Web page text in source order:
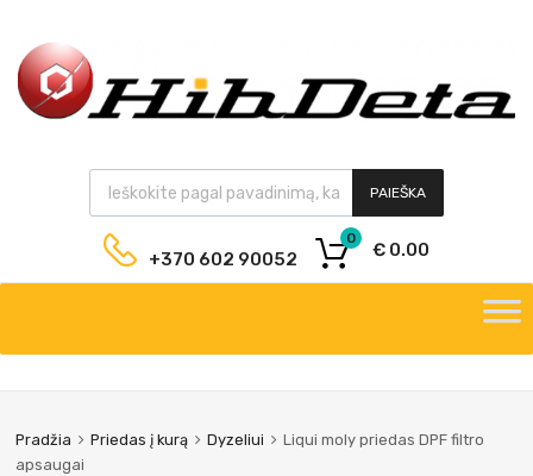
PAIEŠKA
+370 602 90052 € 0.00
0
Pradžia Priedas į kurą Dyzeliui
Liqui moly priedas DPF filtro
apsaugai